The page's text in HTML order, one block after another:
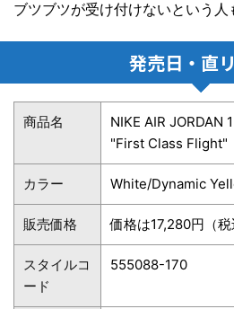
ブツブツが受け付けないという人
発売日・直
商品名
NIKE AIR JORDAN
"First Class Flight"
カラー White/Dynamic
販売価格 価格は17,280円（税
スタイルコ
ード
555088-170